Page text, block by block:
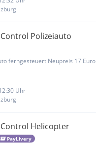
Control Polizeiauto
ferngesteuert Neupreis 17 Euro
Uhr
Control Helicopter
PayLivery